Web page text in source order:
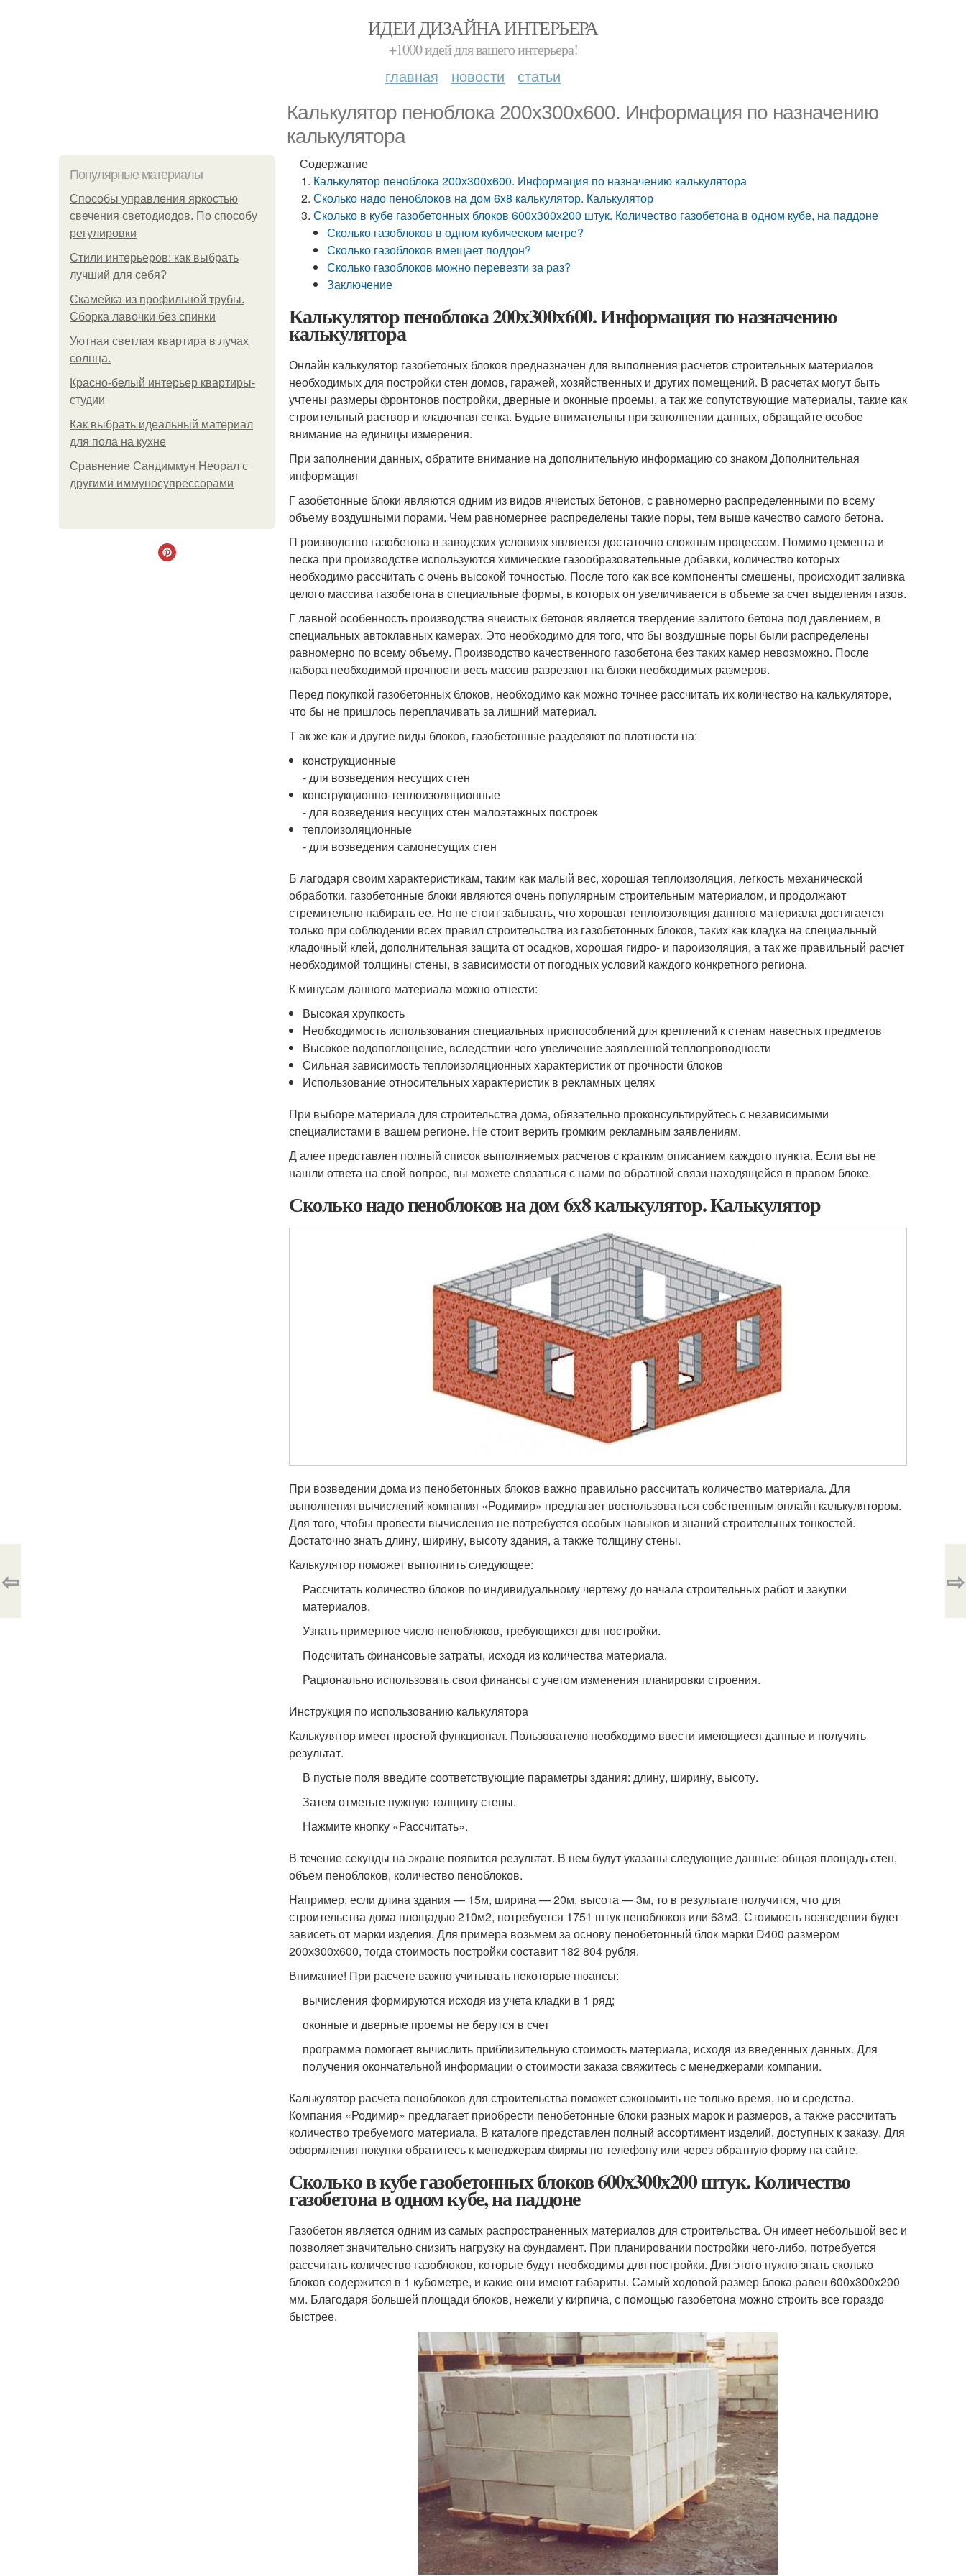
ИДЕИ ДИЗАЙНА ИНТЕРЬЕРА
+1000 идей для вашего интерьера!
главная новости статьи
Калькулятор пеноблока 200х300х600. Информация по назначению
калькулятора
Популярные материалы
Способы управления яркостью
свечения светодиодов. По способу
регулировки
Стили интерьеров: как выбрать
лучший для себя?
Скамейка из профильной трубы.
Сборка лавочки без спинки
Уютная светлая квартира в лучах
солнца.
Красно-белый интерьер квартиры-
студии
Как выбрать идеальный материал
для пола на кухне
Сравнение Сандиммун Неорал с
другими иммуносупрессорами
Содержание
Калькулятор пеноблока 200х300х600. Информация по назначению калькулятора
Сколько надо пеноблоков на дом 6х8 калькулятор. Калькулятор
Сколько в кубе газобетонных блоков 600х300х200 штук. Количество газобетона в одном кубе, на паддоне
Сколько газоблоков в одном кубическом метре?
Сколько газоблоков вмещает поддон?
Сколько газоблоков можно перевезти за раз?
Заключение
Калькулятор пеноблока 200х300х600. Информация по назначению
калькулятора
Онлайн калькулятор газобетоных блоков предназначен для выполнения расчетов строительных материалов
необходимых для постройки стен домов, гаражей, хозяйственных и других помещений. В расчетах могут быть
учтены размеры фронтонов постройки, дверные и оконные проемы, а так же сопутствующие материалы, такие как
строительный раствор и кладочная сетка. Будьте внимательны при заполнении данных, обращайте особое
внимание на единицы измерения.
При заполнении данных, обратите внимание на дополнительную информацию со знаком Дополнительная
информация
Г азобетонные блоки являются одним из видов ячеистых бетонов, с равномерно распределенными по всему
объему воздушными порами. Чем равномернее распределены такие поры, тем выше качество самого бетона.
П роизводство газобетона в заводских условиях является достаточно сложным процессом. Помимо цемента и
песка при производстве используются химические газообразовательные добавки, количество которых
необходимо рассчитать с очень высокой точностью. После того как все компоненты смешены, происходит заливка
целого массива газобетона в специальные формы, в которых он увеличивается в объеме за счет выделения газов.
Г лавной особенность производства ячеистых бетонов является твердение залитого бетона под давлением, в
специальных автоклавных камерах. Это необходимо для того, что бы воздушные поры были распределены
равномерно по всему объему. Производство качественного газобетона без таких камер невозможно. После
набора необходимой прочности весь массив разрезают на блоки необходимых размеров.
Перед покупкой газобетонных блоков, необходимо как можно точнее рассчитать их количество на калькуляторе,
что бы не пришлось переплачивать за лишний материал.
Т ак же как и другие виды блоков, газобетонные разделяют по плотности на:
конструкционные
- для возведения несущих стен
конструкционно-теплоизоляционные
- для возведения несущих стен малоэтажных построек
теплоизоляционные
- для возведения самонесущих стен
Б лагодаря своим характеристикам, таким как малый вес, хорошая теплоизоляция, легкость механической
обработки, газобетонные блоки являются очень популярным строительным материалом, и продолжают
стремительно набирать ее. Но не стоит забывать, что хорошая теплоизоляция данного материала достигается
только при соблюдении всех правил строительства из газобетонных блоков, таких как кладка на специальный
кладочный клей, дополнительная защита от осадков, хорошая гидро- и пароизоляция, а так же правильный расчет
необходимой толщины стены, в зависимости от погодных условий каждого конкретного региона.
К минусам данного материала можно отнести:
Высокая хрупкость
Необходимость использования специальных приспособлений для креплений к стенам навесных предметов
Высокое водопоглощение, вследствии чего увеличение заявленной теплопроводности
Сильная зависимость теплоизоляционных характеристик от прочности блоков
Использование относительных характеристик в рекламных целях
При выборе материала для строительства дома, обязательно проконсультируйтесь с независимыми
специалистами в вашем регионе. Не стоит верить громким рекламным заявлениям.
Д алее представлен полный список выполняемых расчетов с кратким описанием каждого пункта. Если вы не
нашли ответа на свой вопрос, вы можете связаться с нами по обратной связи находящейся в правом блоке.
Сколько надо пеноблоков на дом 6х8 калькулятор. Калькулятор
При возведении дома из пенобетонных блоков важно правильно рассчитать количество материала. Для
выполнения вычислений компания «Родимир» предлагает воспользоваться собственным онлайн калькулятором.
Для того, чтобы провести вычисления не потребуется особых навыков и знаний строительных тонкостей.
Достаточно знать длину, ширину, высоту здания, а также толщину стены.
Калькулятор поможет выполнить следующее:
Рассчитать количество блоков по индивидуальному чертежу до начала строительных работ и закупки
материалов.
Узнать примерное число пеноблоков, требующихся для постройки.
Подсчитать финансовые затраты, исходя из количества материала.
Рационально использовать свои финансы с учетом изменения планировки строения.
Инструкция по использованию калькулятора
Калькулятор имеет простой функционал. Пользователю необходимо ввести имеющиеся данные и получить
результат.
В пустые поля введите соответствующие параметры здания: длину, ширину, высоту.
Затем отметьте нужную толщину стены.
Нажмите кнопку «Рассчитать».
В течение секунды на экране появится результат. В нем будут указаны следующие данные: общая площадь стен,
объем пеноблоков, количество пеноблоков.
Например, если длина здания — 15м, ширина — 20м, высота — 3м, то в результате получится, что для
строительства дома площадью 210м2, потребуется 1751 штук пеноблоков или 63м3. Стоимость возведения будет
зависеть от марки изделия. Для примера возьмем за основу пенобетонный блок марки D400 размером
200х300х600, тогда стоимость постройки составит 182 804 рубля.
Внимание! При расчете важно учитывать некоторые нюансы:
вычисления формируются исходя из учета кладки в 1 ряд;
оконные и дверные проемы не берутся в счет
программа помогает вычислить приблизительную стоимость материала, исходя из введенных данных. Для
получения окончательной информации о стоимости заказа свяжитесь с менеджерами компании.
Калькулятор расчета пеноблоков для строительства поможет сэкономить не только время, но и средства.
Компания «Родимир» предлагает приобрести пенобетонные блоки разных марок и размеров, а также рассчитать
количество требуемого материала. В каталоге представлен полный ассортимент изделий, доступных к заказу. Для
оформления покупки обратитесь к менеджерам фирмы по телефону или через обратную форму на сайте.
Сколько в кубе газобетонных блоков 600х300х200 штук. Количество
газобетона в одном кубе, на паддоне
Газобетон является одним из самых распространенных материалов для строительства. Он имеет небольшой вес и
позволяет значительно снизить нагрузку на фундамент. При планировании постройки чего-либо, потребуется
рассчитать количество газоблоков, которые будут необходимы для постройки. Для этого нужно знать сколько
блоков содержится в 1 кубометре, и какие они имеют габариты. Самый ходовой размер блока равен 600х300х200
мм. Благодаря большей площади блоков, нежели у кирпича, с помощью газобетона можно строить все гораздо
быстрее.
⇦ ⇨